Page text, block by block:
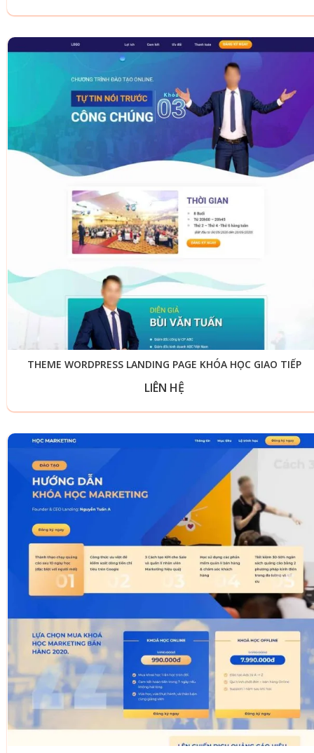
THEME WORDPRESS LANDING PAGE KHÓA HỌC GIAO TIẾP
LIÊN HỆ